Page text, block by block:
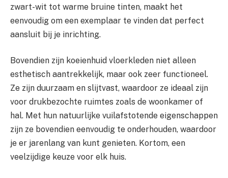
zwart-wit tot warme bruine tinten, maakt het
eenvoudig om een exemplaar te vinden dat perfect
aansluit bij je inrichting.
Bovendien zijn koeienhuid vloerkleden niet alleen
esthetisch aantrekkelijk, maar ook zeer functioneel.
Ze zijn duurzaam en slijtvast, waardoor ze ideaal zijn
voor drukbezochte ruimtes zoals de woonkamer of
hal. Met hun natuurlijke vuilafstotende eigenschappen
zijn ze bovendien eenvoudig te onderhouden, waardoor
je er jarenlang van kunt genieten. Kortom, een
veelzijdige keuze voor elk huis.